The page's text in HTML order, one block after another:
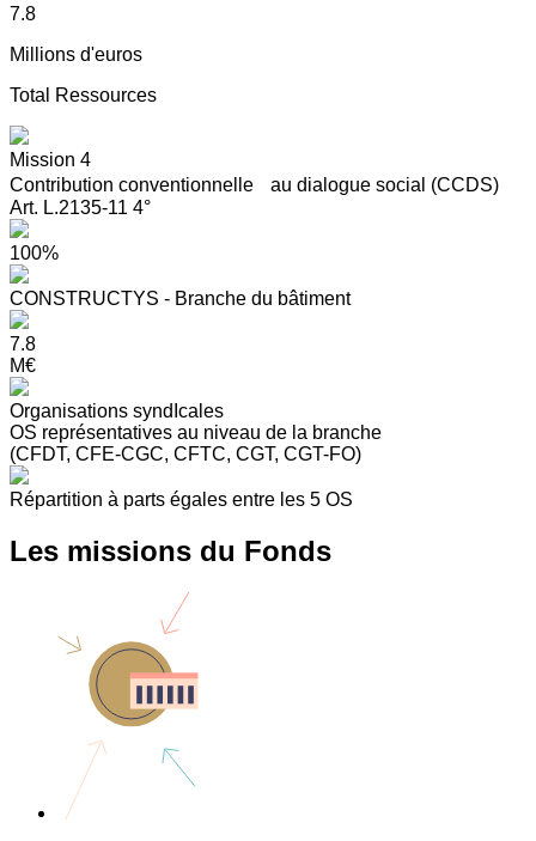
7.8
Millions d'euros
Total Ressources
Mission 4
Contribution conventionnelle au dialogue social (CCDS)
Art. L.2135-11 4°
100%
CONSTRUCTYS - Branche du bâtiment
7.8
M€
Organisations syndIcales
OS représentatives au niveau de la branche
(CFDT, CFE-CGC, CFTC, CGT, CGT-FO)
Répartition à parts égales entre les 5 OS
Les missions du Fonds